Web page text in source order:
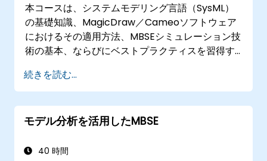
本コースは、システムモデリング言語（SysML）
の基礎知識、MagicDraw／Cameoソフトウェア
におけるその適用方法、MBSEシミュレーション技
術の基本、ならびにベストプラクティスを習得す
Cameoツール群におけるテンプレート作成やレポ
ート生成の手法はもちろん、マクロやスクリプト
がどのように機能しどのような場面で活用できる
かについても学びます。
続きを読む...
モデル分析を活用したMBSE
40 時間